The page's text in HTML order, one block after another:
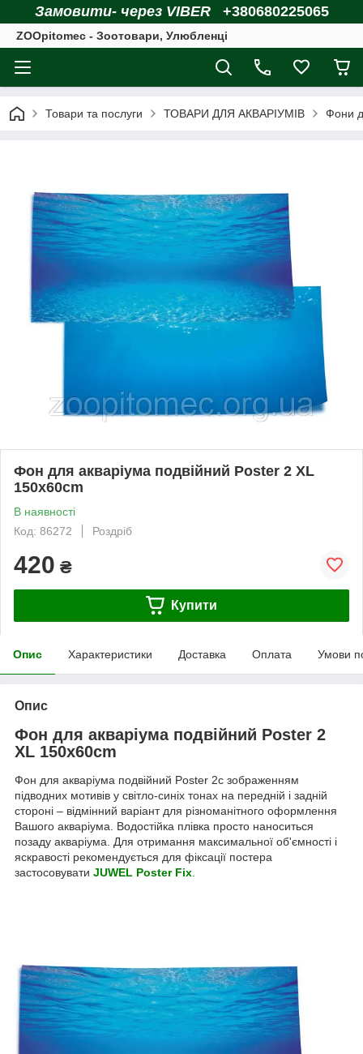
Замовити- через VIBER +380680225065
ZOOpitomec - Зоотовари, Улюбленці
Товари та послуги ТОВАРИ ДЛЯ АКВАРІУМІВ Фони
Фон для акваріума подвійний Poster 2 XL
150x60cm
В наявності
Код: 86272
Роздріб
420 ₴
Купити
Опис Характеристики Доставка Оплата Умови
Опис
Фон для акваріума подвійний Poster 2
XL 150x60cm
Фон для акваріума подвійний Poster 2с зображенням
підводних мотивів у світло-синіх тонах на передній і задній
стороні – відмінний варіант для різноманітного оформлення
Вашого акваріума. Водостійка плівка просто наноситься
позаду акваріума. Для отримання максимальної об'ємності і
яскравості рекомендується для фіксації постера
застосовувати JUWEL Poster Fix.